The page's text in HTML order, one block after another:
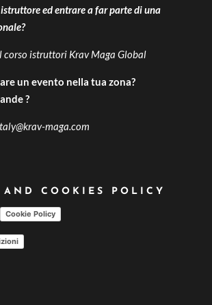
ed entrare a far parte di una
corso istruttori Krav Maga Global
un evento nella tua zona?
?
maga.com
AND COOKIES POLICY
Cookie Policy